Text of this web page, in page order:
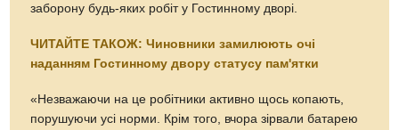
заборону будь-яких робіт у Гостинному дворі.
ЧИТАЙТЕ ТАКОЖ: Чиновники замилюють очі
наданням Гостинному двору статусу пам'ятки
«Незважаючи на це робітники активно щось копають,
порушуючи усі норми. Крім того, вчора зірвали батарею